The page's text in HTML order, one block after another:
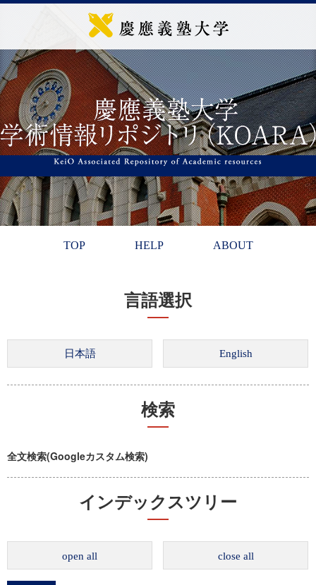
TOP HELP ABOUT
言語選択
検索
全文検索(Googleカスタム検索)
インデックスツリー
open all close all